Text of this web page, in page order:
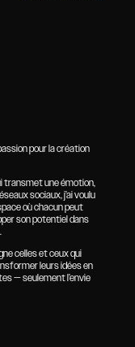
pour la création
transmet une émotion,
sociaux, j’ai voulu
où chacun peut
son potentiel dans
celles et ceux qui
leurs idées en
— seulement l’envie